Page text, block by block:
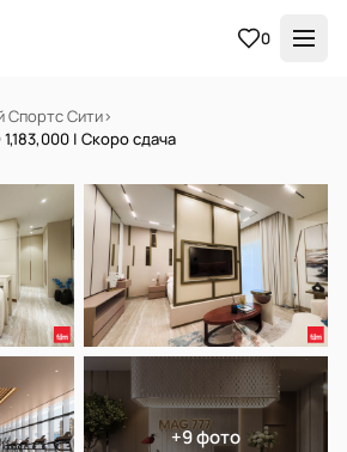
0
Спортс Сити›
| Скоро сдача
+9 фото